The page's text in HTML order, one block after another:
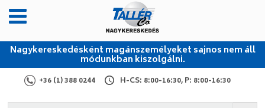
Nagykereskedésként magánszemélyeket sajnos nem áll
módunkban kiszolgálni.
+36 (1) 388 0244 H-CS: 8:00-16:30, P: 8:00-16:30